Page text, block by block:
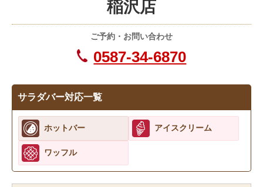
稲沢店
ご予約・お問い合わせ
0587-34-6870
サラダバー対応一覧
ホットバー アイスクリーム
ワッフル